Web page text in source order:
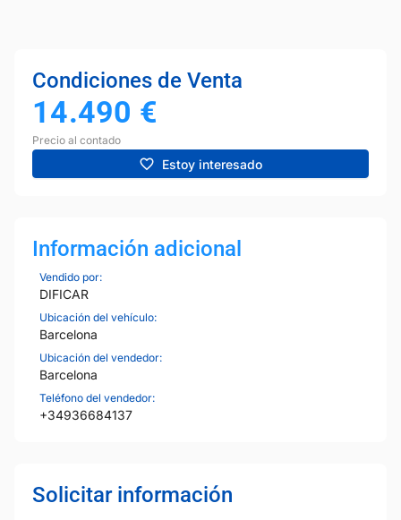
Condiciones de Venta
14.490 €
Precio al contado
Estoy interesado
Información adicional
Vendido por:
DIFICAR
Ubicación del vehículo:
Barcelona
Ubicación del vendedor:
Barcelona
Teléfono del vendedor:
+34936684137
Solicitar información